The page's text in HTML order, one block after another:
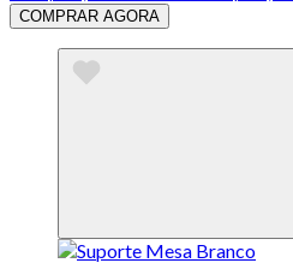
COMPRAR AGORA